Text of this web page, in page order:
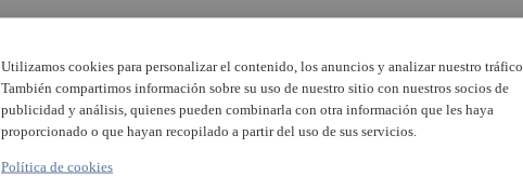
Utilizamos cookies para personalizar el contenido, los anuncios y analizar nuestro tráfico.
También compartimos información sobre su uso de nuestro sitio con nuestros socios de
publicidad y análisis, quienes pueden combinarla con otra información que les haya
proporcionado o que hayan recopilado a partir del uso de sus servicios.
Política de cookies